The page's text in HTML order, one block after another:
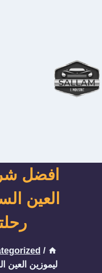
افضل
العين
/
ليموزين العين